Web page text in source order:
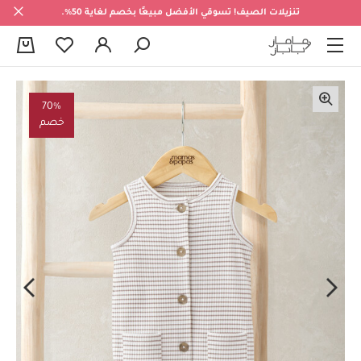
تنزيلات الصيف! تسوقي الأفضل مبيعًا بخصم لغاية 50%.
70%
خصم